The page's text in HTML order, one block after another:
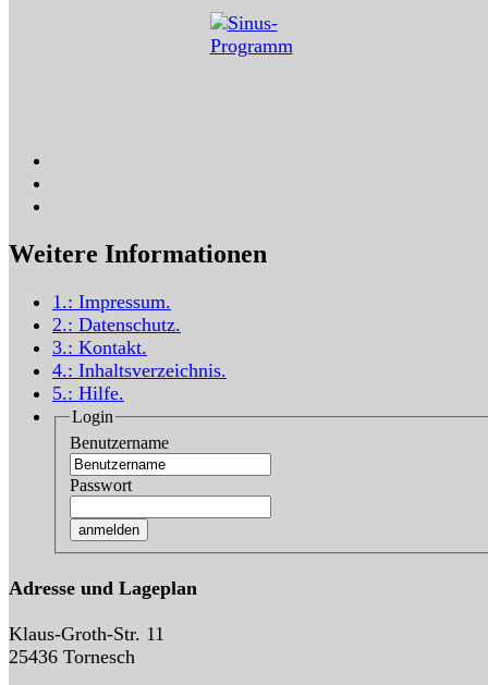
Weitere Informationen
1.: Impressum.
2.: Datenschutz.
3.: Kontakt.
4.: Inhaltsverzeichnis.
5.: Hilfe.
Login
Benutzername
Passwort
Adresse und Lageplan
Klaus-Groth-Str. 11
25436 Tornesch